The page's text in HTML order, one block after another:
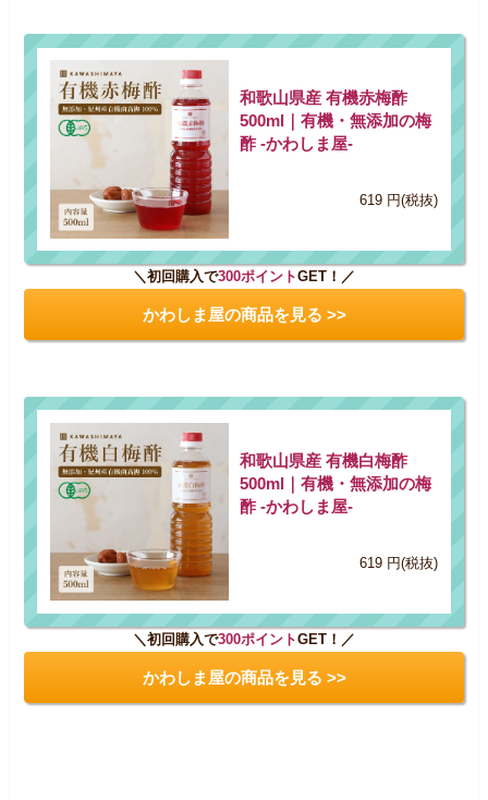
和歌山県産 有機赤梅酢
500ml｜有機・無添加の梅
酢 -かわしま屋-
619 円(税抜)
＼初回購入で300ポイントGET！／
かわしま屋の商品を見る >>
和歌山県産 有機白梅酢
500ml｜有機・無添加の梅
酢 -かわしま屋-
619 円(税抜)
＼初回購入で300ポイントGET！／
かわしま屋の商品を見る >>